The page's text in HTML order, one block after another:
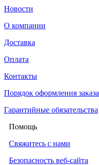
Новости
О компании
Доставка
Оплата
Контакты
Порядок оформления заказа
Гарантийные обязательства
Помощь
Свяжитесь с нами
Безопасность веб-сайта